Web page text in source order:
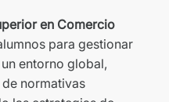
en Comercio
para gestionar
entorno global,
normativas